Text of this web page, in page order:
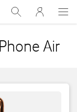
Suche MeinVodafone
Air